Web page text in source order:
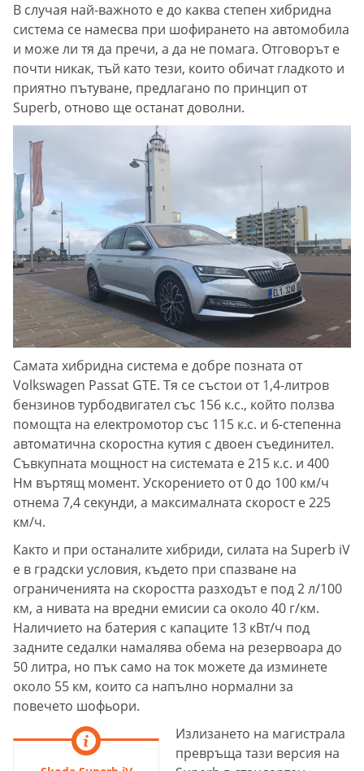
В случая най-важното е до каква степен хибридна
система се намесва при шофирането на автомобила
и може ли тя да пречи, а да не помага. Отговорът е
почти никак, тъй като тези, които обичат гладкото и
приятно пътуване, предлагано по принцип от
Superb, отново ще останат доволни.
Самата хибридна система е добре позната от
Volkswagen Passat GTE. Тя се състои от 1,4-литров
бензинов турбодвигател със 156 к.с., който ползва
помощта на електромотор със 115 к.с. и 6-степенна
автоматична скоростна кутия с двоен съединител.
Съвкупната мощност на системата е 215 к.с. и 400
Нм въртящ момент. Ускорението от 0 до 100 км/ч
отнема 7,4 секунди, а максималната скорост е 225
км/ч.
Както и при останалите хибриди, силата на Superb iV
е в градски условия, където при спазване на
ограниченията на скоростта разходът е под 2 л/100
км, а нивата на вредни емисии са около 40 г/км.
Наличието на батерия с капаците 13 кВт/ч под
задните седалки намалява обема на резервоара до
50 литра, но пък само на ток можете да изминете
около 55 км, които са напълно нормални за
повечето шофьори.
Излизането на магистрала
превръща тази версия на